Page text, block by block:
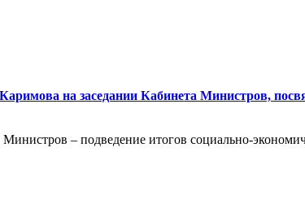
на заседании Кабинета Министров,
– подведение итогов социально-